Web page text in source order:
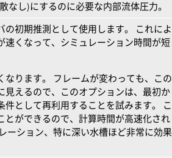
なし)にするのに必要な内部流体圧力。
初期推測として使用します。 これによ
速くなって、シミュレーション時間が短
ります。 フレームが変わっても、この
えるので、このオプションは、最初か
として再利用することを試みます。 こ
ができるので、計算時間が高速化され
ーション、特に深い水槽ほど非常に効果